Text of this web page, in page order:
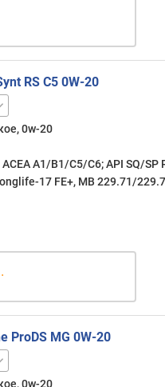
RS C5 0W-20
0w-20
ACEA A1/B1/C5/C6; API SQ/SP
17 FE+, MB 229.71/
ProDS MG 0W-20
0w-20